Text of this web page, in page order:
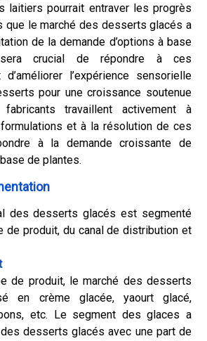
laitiers pourrait entraver les progrès
que le marché des desserts glacés a
de la demande d’options à base
crucial de répondre à ces
l’expérience sensorielle
pour une croissance soutenue
travaillent activement à
formulations et à la résolution de ces
à la demande croissante de
de plantes.
des desserts glacés est segmenté
de produit, du canal de distribution et
de produit, le marché des desserts
en crème glacée, yaourt glacé,
etc. Le segment des glaces a
desserts glacés avec une part de